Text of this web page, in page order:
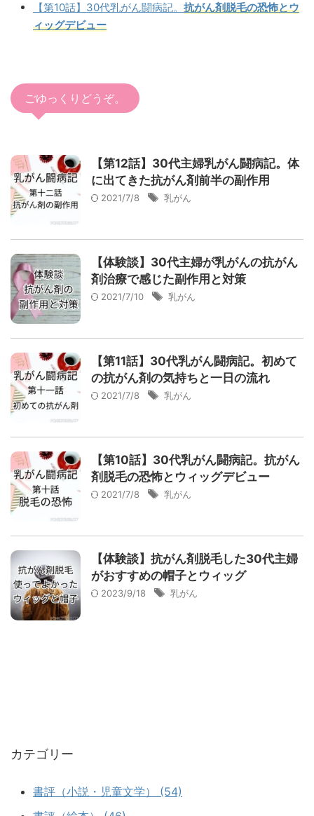
【第10話】30代乳がん闘病記。 抗がん剤脱毛の恐怖とウ
ィッグデビュー
ごゆっくりどうぞ。
【第12話】30代主婦乳がん闘病記。体
に出てきた抗がん剤前半の副作用
2021/7/8 乳がん
【体験談】30代主婦が乳がんの抗がん
剤治療で感じた副作用と対策
2021/7/10 乳がん
【第11話】30代乳がん闘病記。初めて
の抗がん剤の気持ちと一日の流れ
2021/7/8 乳がん
【第10話】30代乳がん闘病記。抗がん
剤脱毛の恐怖とウィッグデビュー
2021/7/8 乳がん
【体験談】抗がん剤脱毛した30代主婦
がおすすめの帽子とウィッグ
2023/9/18 乳がん
カテゴリー
書評（小説・児童文学） (54)